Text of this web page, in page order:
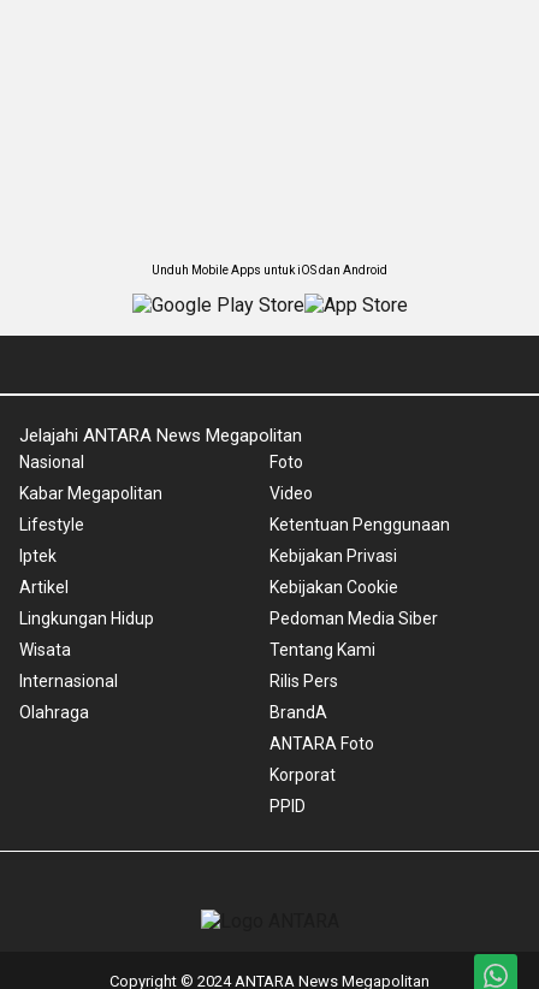
Unduh Mobile Apps untuk iOS dan Android
Jelajahi ANTARA News Megapolitan
Nasional
Kabar Megapolitan
Lifestyle
Iptek
Artikel
Lingkungan Hidup
Wisata
Internasional
Olahraga
Foto
Video
Ketentuan Penggunaan
Kebijakan Privasi
Kebijakan Cookie
Pedoman Media Siber
Tentang Kami
Rilis Pers
BrandA
ANTARA Foto
Korporat
PPID
Copyright © 2024 ANTARA News Megapolitan